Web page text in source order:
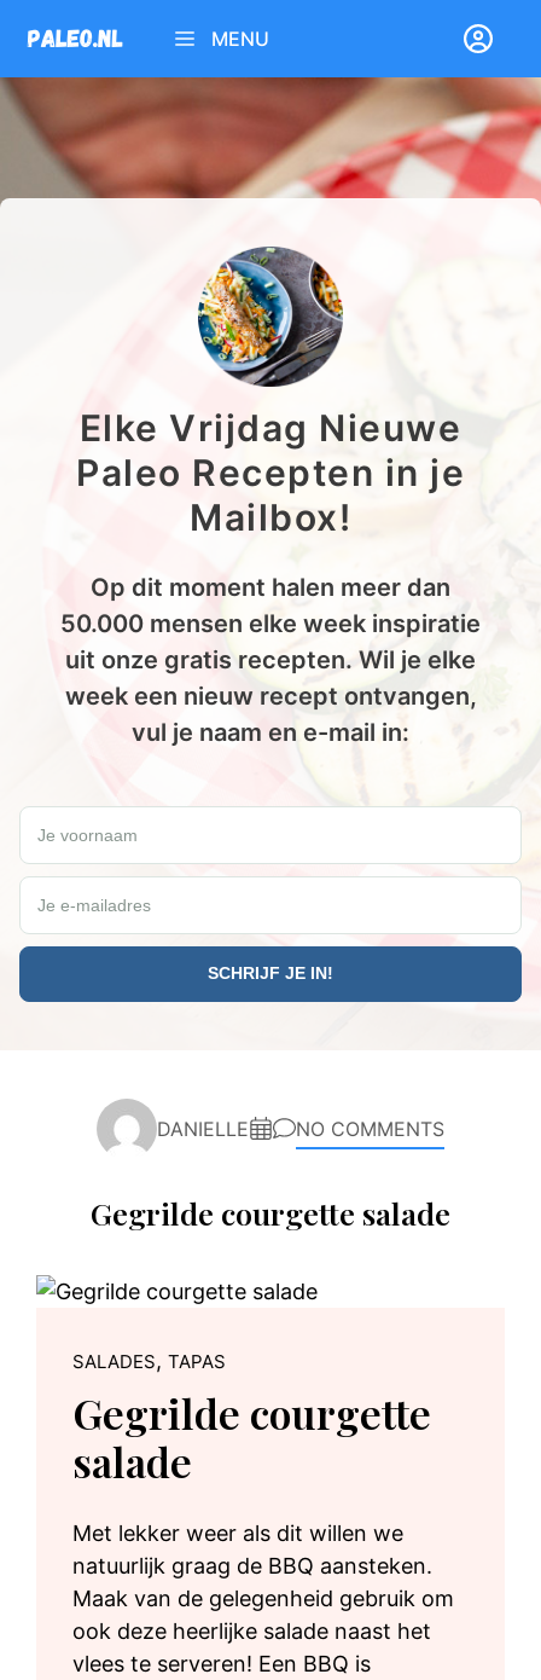
naar
de
inhoud
MENU
Elke Vrijdag Nieuwe
Paleo Recepten in je
Mailbox!
Op dit moment halen meer dan
50.000 mensen elke week inspiratie
uit onze gratis recepten. Wil je elke
week een nieuw recept ontvangen,
vul je naam en e-mail in:
Wil jij elke vrijdag een gratis Paleo recept ontvangen?
Je voornaam
Je e-mailadres
DANIELLE NO COMMENTS
Gegrilde courgette salade
SALADES, TAPAS
Gegrilde courgette
salade
Met lekker weer als dit willen we
natuurlijk graag de BBQ aansteken.
Maak van de gelegenheid gebruik om
ook deze heerlijke salade naast het
vlees te serveren! Een BBQ is